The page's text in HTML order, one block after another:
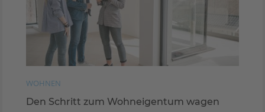
WOHNEN
Den Schritt zum Wohneigentum wagen